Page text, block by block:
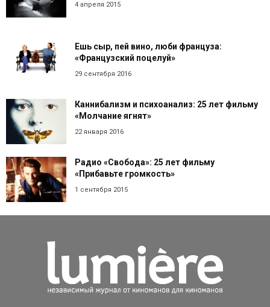
4 апреля 2015
Ешь сыр, пей вино, люби француза:
«Французский поцелуй»
29 сентября 2016
Каннибализм и психоанализ: 25 лет фильму
«Молчание ягнят»
22 января 2016
Радио «Свобода»: 25 лет фильму
«Прибавьте громкость»
1 сентября 2015